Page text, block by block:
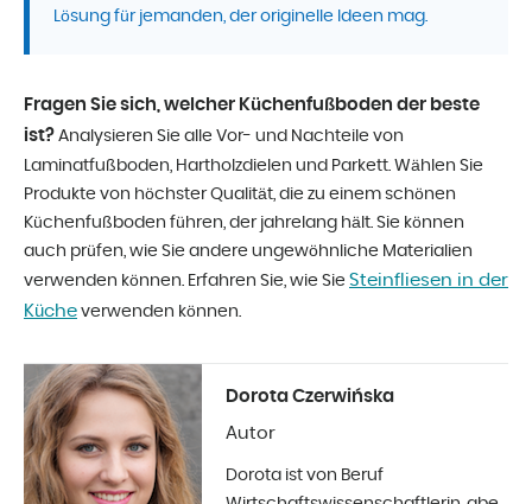
Lösung für jemanden, der originelle Ideen mag.
Fragen Sie sich, welcher Küchenfußboden der beste
ist? Analysieren Sie alle Vor- und Nachteile von
Laminatfußboden, Hartholzdielen und Parkett. Wählen Sie
Produkte von höchster Qualität, die zu einem schönen
Küchenfußboden führen, der jahrelang hält. Sie können
auch prüfen, wie Sie andere ungewöhnliche Materialien
verwenden können. Erfahren Sie, wie Sie Steinfliesen in der
Küche verwenden können.
Dorota Czerwińska
Autor
Dorota ist von Beruf